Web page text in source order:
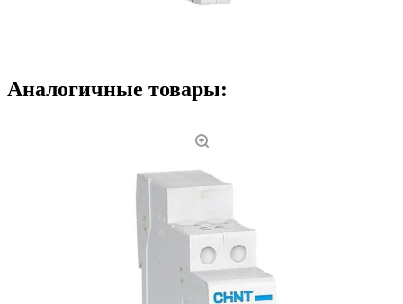
Аналогичные товары: